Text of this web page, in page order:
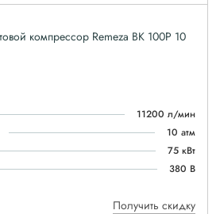
компрессор Remeza ВК 100Р 10
11200 л/мин
10 атм
75 кВт
380 В
Получить скидку